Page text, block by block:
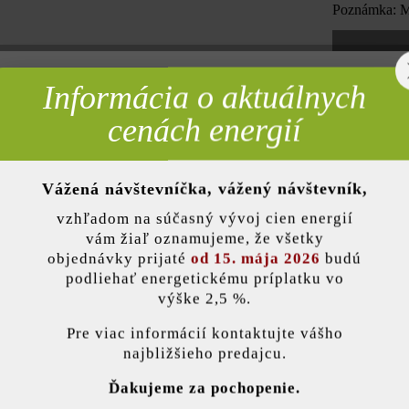
Poznámka:
Pridať
Opis produktu
skratka pre šírku múra cca 24 cm) ponúka veľa možností
výšok. Na tejto stránke vám prezentujeme bosovanú verziu –
svojím vzhľadom priblíži k prírodnému kameňu. Mimoriadne
voľnej väzbe predstavuje aj vo forme vysokého záhradného múrika
používa súbory cookie, aby vám ponúkla najlepšiu možnú funkčnosť...
Informácia o aktuálnych
cenách energií
Vážená návštevníčka, vážený návštevník,
vzhľadom na súčasný vývoj cien energií
vám žiaľ oznamujeme, že všetky
objednávky prijaté od 15. mája 2026 budú
podliehať energetickému príplatku vo
výške 2,5 %.
Pre viac informácií kontaktujte vášho
najbližšieho predajcu.
Ďakujeme za pochopenie.